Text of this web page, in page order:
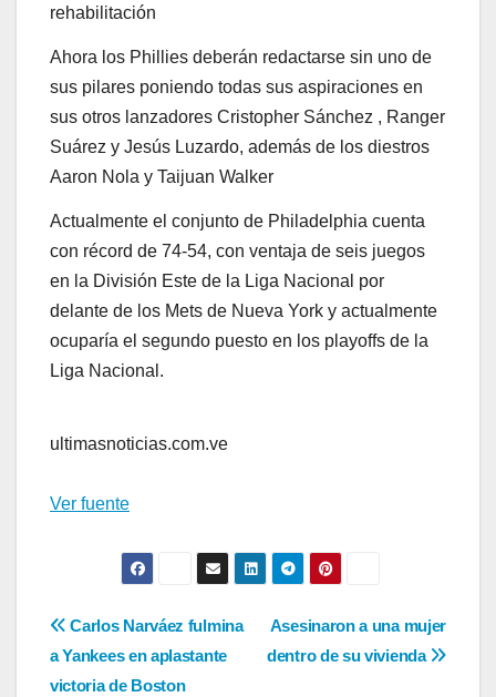
rehabilitación
Ahora los Phillies deberán redactarse sin uno de
sus pilares poniendo todas sus aspiraciones en
sus otros lanzadores Cristopher Sánchez , Ranger
Suárez y Jesús Luzardo, además de los diestros
Aaron Nola y Taijuan Walker
Actualmente el conjunto de Philadelphia cuenta
con récord de 74-54, con ventaja de seis juegos
en la División Este de la Liga Nacional por
delante de los Mets de Nueva York y actualmente
ocuparía el segundo puesto en los playoffs de la
Liga Nacional.
ultimasnoticias.com.ve
Ver fuente
Navegación
de
Asesinaron a una mujer
dentro de su vivienda
Carlos Narváez fulmina
a Yankees en aplastante
victoria de Boston